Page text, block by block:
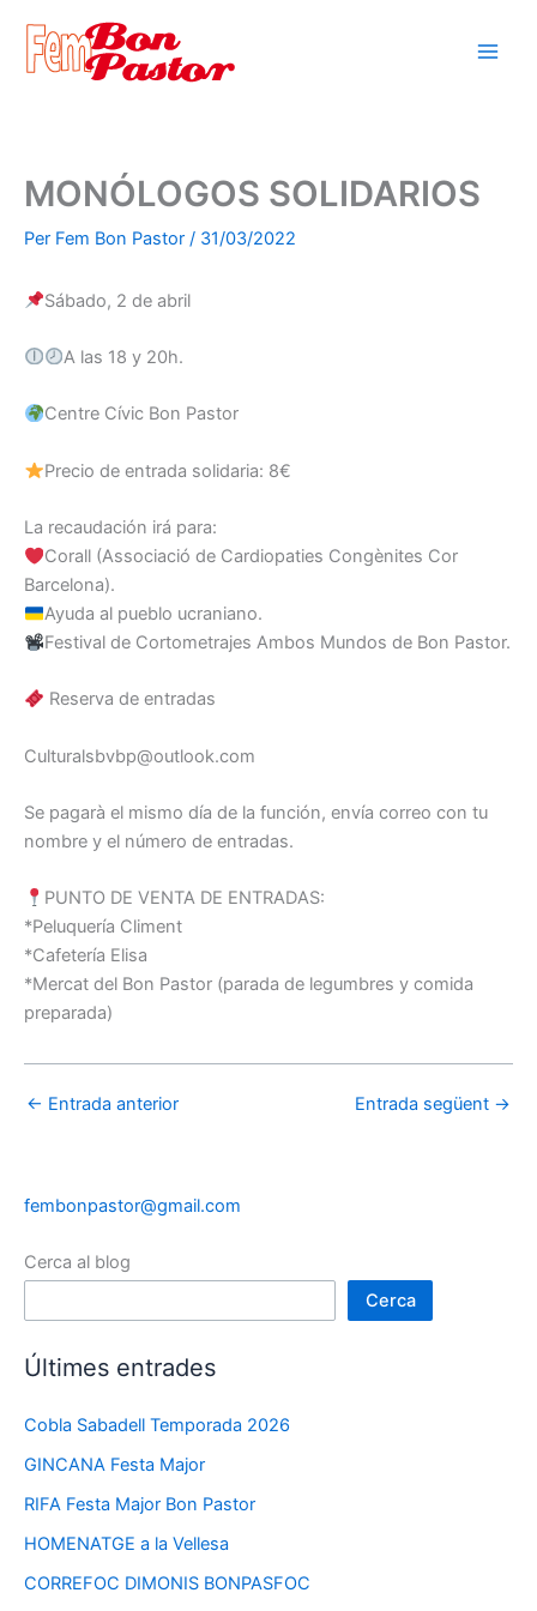
contingut
MONÓLOGOS SOLIDARIOS
Per Fem Bon Pastor / 31/03/2022
Sábado, 2 de abril
A las 18 y 20h.
Centre Cívic Bon Pastor
Precio de entrada solidaria: 8€
La recaudación irá para:
Corall (Associació de Cardiopaties Congènites Cor
Barcelona).
Ayuda al pueblo ucraniano.
Festival de Cortometrajes Ambos Mundos de Bon Pastor.
Reserva de entradas
Culturalsbvbp@outlook.com
Se pagarà el mismo día de la función, envía correo con tu
nombre y el número de entradas.
PUNTO DE VENTA DE ENTRADAS:
*Peluquería Climent
*Cafetería Elisa
*Mercat del Bon Pastor (parada de legumbres y comida
preparada)
← Entrada anterior Entrada següent →
fembonpastor@gmail.com
Cerca al blog
Cerca
Últimes entrades
Cobla Sabadell Temporada 2026
GINCANA Festa Major
RIFA Festa Major Bon Pastor
HOMENATGE a la Vellesa
CORREFOC DIMONIS BONPASFOC